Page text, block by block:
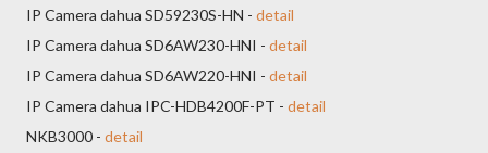
IP Camera dahua SD59230S-HN - detail
IP Camera dahua SD6AW230-HNI - detail
IP Camera dahua SD6AW220-HNI - detail
IP Camera dahua IPC-HDB4200F-PT - detail
NKB3000 - detail